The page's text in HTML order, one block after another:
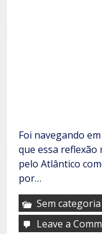
Foi navegando
que essa reflexão
pelo Atlântico
por…
Sem categoria
Leave a